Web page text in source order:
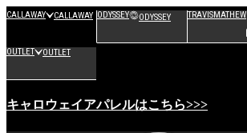
CALLAWAY CALLAWAY ODYSSEY ODYSSEY TRAVISMATHEW
OUTLET OUTLET
キャロウェイアパレルはこちら>>>